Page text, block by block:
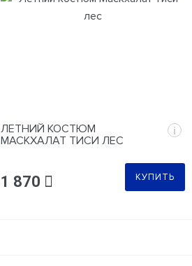
ЛЕТНИЙ КОСТЮМ
МАСКХАЛАТ ТИСИ ЛЕС
i
1 870 КУПИТЬ